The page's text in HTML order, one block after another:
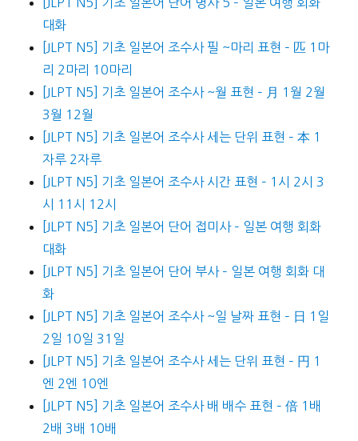
[JLPT N5] 기초 일본어 단어 명사 5 – 일본 여행 회화
대화
[JLPT N5] 기초 일본어 조수사 필 ~마리 표현 – 匹 1마
리 2마리 10마리
[JLPT N5] 기초 일본어 조수사 ~월 표현 – 月 1월 2월
3월 12월
[JLPT N5] 기초 일본어 조수사 세는 단위 표현 – 本 1
자루 2자루
[JLPT N5] 기초 일본어 조수사 시간 표현 – 1시 2시 3
시 11시 12시
[JLPT N5] 기초 일본어 단어 접미사 – 일본 여행 회화
대화
[JLPT N5] 기초 일본어 단어 부사 – 일본 여행 회화 대
화
[JLPT N5] 기초 일본어 조수사 ~일 날짜 표현 – 日 1일
2일 10일 31일
[JLPT N5] 기초 일본어 조수사 세는 단위 표현 – 円 1
엔 2엔 10엔
[JLPT N5] 기초 일본어 조수사 배 배수 표현 – 倍 1배
2배 3배 10배